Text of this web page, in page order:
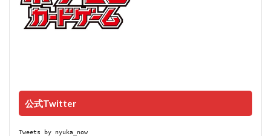
公式Twitter
Tweets by nyuka_now